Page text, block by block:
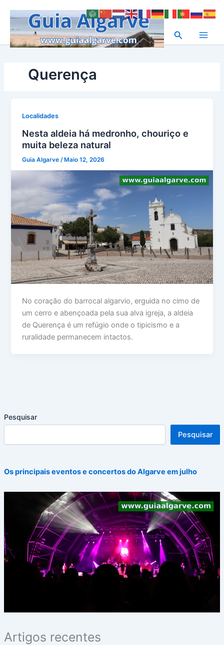
content
Search
Pesquisar
Pesquisar
Os principais eventos e concertos do Algarve em julho
Artigos recentes
Querença
Localidades
Nesta aldeia há medronho, chouriço e
muita beleza natural
Guia Algarve/ Maio 12, 2026
No coração do barrocal algarvio, erguida no cimo de
um cerro e abençoada pela sua alva igreja, a aldeia
de Querença é um refúgio onde o tipicismo e a
ruralidade permanecem intactos.